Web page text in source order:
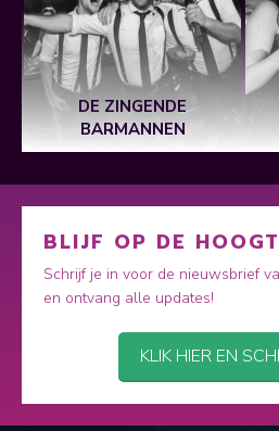
DE ZINGENDE
BARMANNEN
BLIJF OP DE
Schrijf je in voor de nieuwsbrief
en ontvang alle updates!
KLIK HIER EN